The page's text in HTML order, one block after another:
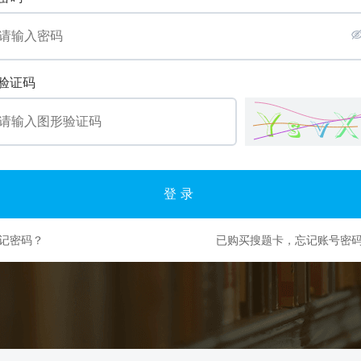
证码
登录
密码？ 已购买搜题卡，忘记账号密